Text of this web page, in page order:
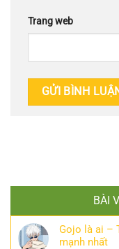
Trang web
BÀI
Gojo là ai –
mạnh nhất